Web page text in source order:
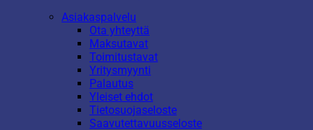
Asiakaspalvelu
Ota yhteyttä
Maksutavat
Toimitustavat
Yritysmyynti
Palautus
Yleiset ehdot
Tietosuojaseloste
Saavutettavuusseloste